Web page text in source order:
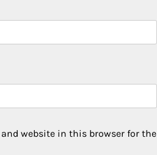
and website in this browser for the